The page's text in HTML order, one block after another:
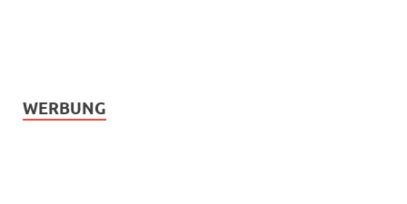
WERBUNG